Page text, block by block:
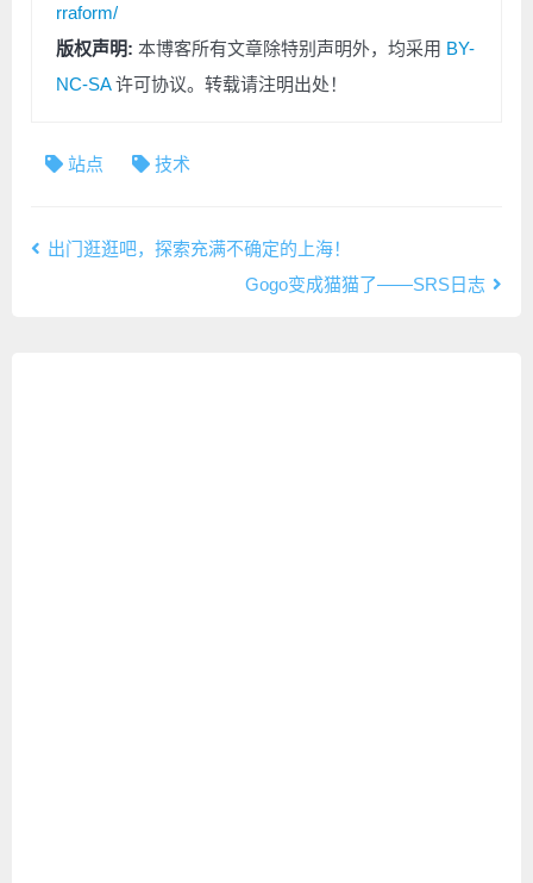
rraform/
版权声明: 本博客所有文章除特别声明外，均采用 BY-
NC-SA许可协议。转载请注明出处！
站点 技术
出门逛逛吧，探索充满不确定的上海！
Gogo变成猫猫了——SRS日志